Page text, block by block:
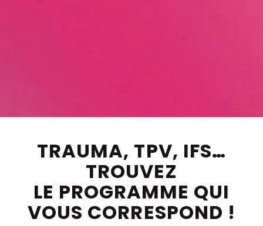
TRAUMA, TPV, IFS…
TROUVEZ
LE PROGRAMME QUI
VOUS CORRESPOND !